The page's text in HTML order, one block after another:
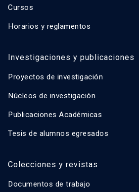
Cursos
Horarios y reglamentos
Investigaciones y publicaciones
Proyectos de investigación
Núcleos de investigación
Publicaciones Académicas
Tesis de alumnos egresados
Colecciones y revistas
Documentos de trabajo